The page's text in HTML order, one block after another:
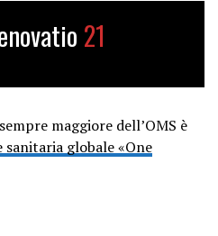
21
maggiore dell’OMS è
sanitaria globale «One